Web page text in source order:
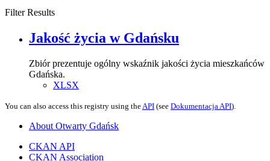
Filter Results
Jakość życia w Gdańsku
Zbiór prezentuje ogólny wskaźnik jakości życia mieszkańców
Gdańska.
XLSX
You can also access this registry using the API (see Dokumentacja API).
About Otwarty Gdańsk
CKAN API
CKAN Association